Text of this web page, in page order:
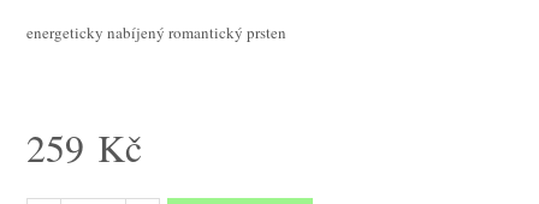
energeticky nabíjený romantický prsten
259 Kč